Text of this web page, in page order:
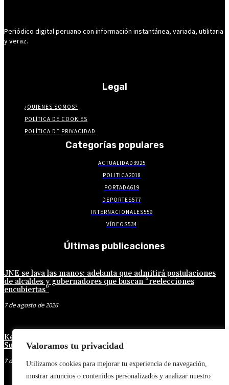
Valoramos tu privacidad
Utilizamos cookies para mejorar tu experiencia de navegación,
mostrar anuncios o contenidos personalizados y analizar nuestro
Periódico digital peruano con información instantánea, variada, utilitaria
y veraz.
Legal
¿QUIENES SOMOS?
POLÍTICA DE COOKIES
POLÍTICA DE PRIVACIDAD
Categorías populares
ACTUALIDAD3925
POLITICA2018
PORTADA619
DEPORTES577
INTERNACIONALES559
VÍDEOS534
Últimas publicaciones
JNE se lava las manos: adelanta que admitirá postulaciones
de alcaldes y gobernadores que buscan “reelecciones
encubiertas”
7 de agosto de 2026
Keiko Fujimori: Gobierno ‘maquilla’ promesas laborales:
Sueldo mínimo fragmentado y feriados reacomodados
7 de agosto de 2026